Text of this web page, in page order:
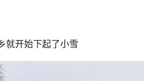
就开始下起了小雪